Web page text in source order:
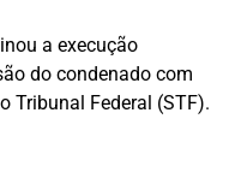
a execução
do condenado com
Tribunal Federal (STF).